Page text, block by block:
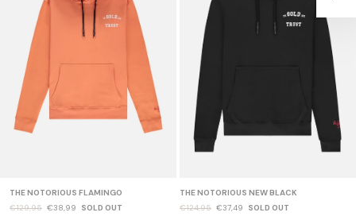
THE NOTORIOUS FLAMINGO
€129,95 €38,99 SOLD OUT
THE NOTORIOUS NEW BLACK
€124,95 €37,49 SOLD OUT